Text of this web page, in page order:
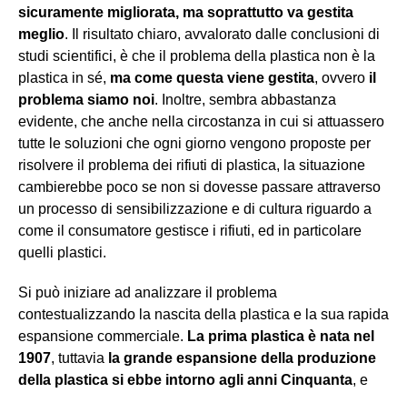
sicuramente migliorata, ma soprattutto va gestita
meglio. Il risultato chiaro, avvalorato dalle conclusioni di
studi scientifici, è che il problema della plastica non è la
plastica in sé, ma come questa viene gestita, ovvero il
problema siamo noi. Inoltre, sembra abbastanza
evidente, che anche nella circostanza in cui si attuassero
tutte le soluzioni che ogni giorno vengono proposte per
risolvere il problema dei rifiuti di plastica, la situazione
cambierebbe poco se non si dovesse passare attraverso
un processo di sensibilizzazione e di cultura riguardo a
come il consumatore gestisce i rifiuti, ed in particolare
quelli plastici.
Si può iniziare ad analizzare il problema
contestualizzando la nascita della plastica e la sua rapida
espansione commerciale. La prima plastica è nata nel
1907, tuttavia la grande espansione della produzione
della plastica si ebbe intorno agli anni Cinquanta, e